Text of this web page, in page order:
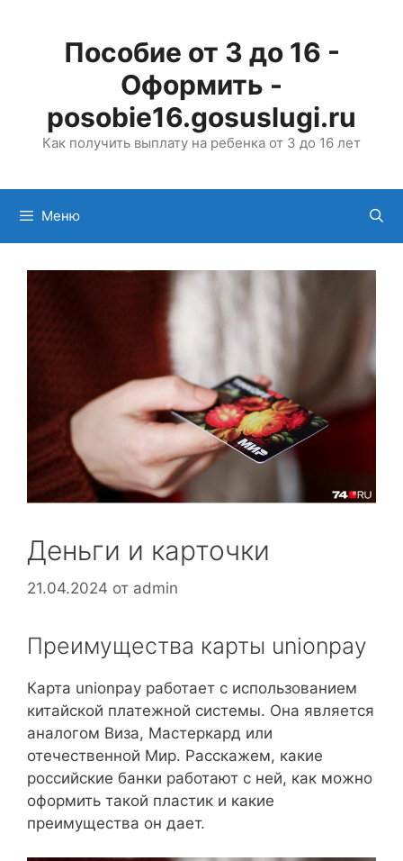
содержимомуПособие от 3 до 16 -
Оформить -
posobie16.gosuslugi.ru
Как получить выплату на ребенка от 3 до 16 лет
Меню
Деньги и карточки
21.04.2024 от admin
Преимущества карты unionpay
Карта unionpay работает с использованием
китайской платежной системы. Она является
аналогом Виза, Мастеркард или
отечественной Мир. Расскажем, какие
российские банки работают с ней, как можно
оформить такой пластик и какие
преимущества он дает.